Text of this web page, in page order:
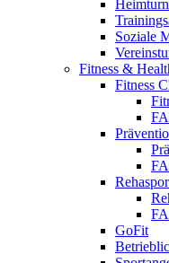
Soziale
Fitness &
Fitness
GoFit